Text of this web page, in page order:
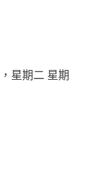
星期二 星期